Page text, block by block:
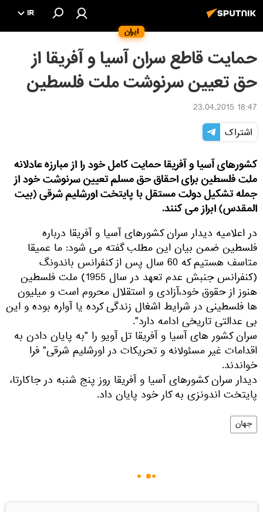
ایران
IR
حمایت قاطع سران آسیا و آفریقا از
حق تعیین سرنوشت ملت فلسطین
18:47 23.04.2015
اشتراک
کشورهای آسیا و آفریقا حمایت کامل خود را از مبارزه عادلانه
ملت فلسطین برای احقاق حق مسلم تعیین سرنوشت خود از
جمله تشکیل دولت مستقل با پایتخت اورشلیم شرقی (بیت
المقدس) ابراز می کنند.
در اعلامیه دیدار سران کشورهای آسیا و آفریقا درباره
فلسطین ضمن بیان این مطلب گفته می شود: ما عمیقا
متاسف هستیم که 60 سال پس از کنفرانس باندونگ
(کنفرانس جنبش عدم تعهد در سال 1955) ملت فلسطین
هنوز از حقوق خود،آزادی و استقلال محروم است و میلیون
ها فلسطینی در شرایط اشغال زندگی کرده یا آواره بوده و این
بی عدالتی تاریخی ادامه دارد".
سران کشور های آسیا و آفریقا تل آویو را "به پایان دادن به
اقدامات غیر مسئولانه و تحریکات در اورشلیم شرقی" فرا
خواندند.
دیدار سران کشورهای آسیا و آفریقا روز پنج شنبه در جاکارتا،
پایتخت اندونزی به کار خود پایان داد.
جهان